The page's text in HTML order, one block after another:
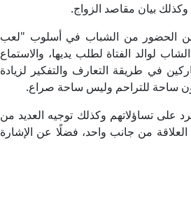
وكذلك بيان مقاصد الزواج.
الحضور من الشباب في أسلوب "لعب
لوالد الفتاة لطلب يديها، والاستماع
في طريقة التعارف والتفكير لزيادة
ساحة للتراحم وليس ساحة صراع.
على تساؤلاتهم وكذلك توجيه العديد من
من جانب واحد، فضلًا عن الإشارة